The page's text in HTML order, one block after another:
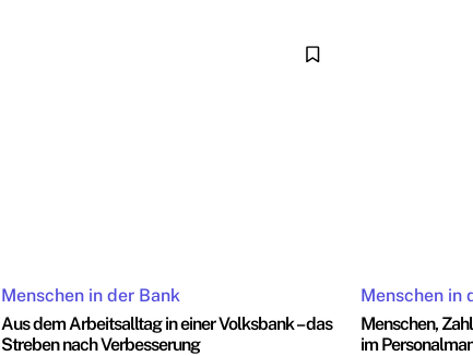
Menschen in der Bank
Aus dem Arbeitsalltag in einer Volksbank – das
Streben nach Verbesserung
Menschen in
Menschen,
im